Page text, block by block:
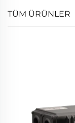
TÜM ÜRÜNLER